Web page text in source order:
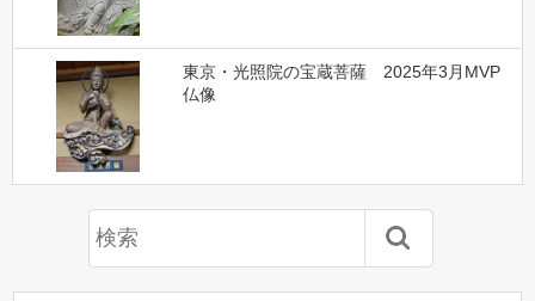
東京・光照院の宝蔵菩薩 2025年3月MVP
仏像